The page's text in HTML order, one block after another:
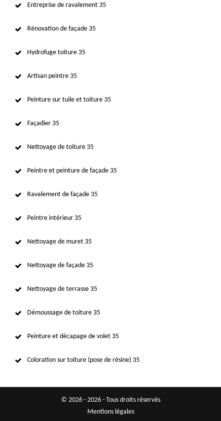
Entreprise de ravalement 35
Rénovation de façade 35
Hydrofuge toiture 35
Artisan peintre 35
Peinture sur tuile et toiture 35
Façadier 35
Nettoyage de toiture 35
Peintre et peinture de façade 35
Ravalement de façade 35
Peintre intérieur 35
Nettoyage de muret 35
Nettoyage de façade 35
Nettoyage de terrasse 35
Démoussage de toiture 35
Peinture et décapage de volet 35
Coloration sur toiture (pose de résine) 35
© 2026 - 2026 - Tous droits réservés
Mentions légales